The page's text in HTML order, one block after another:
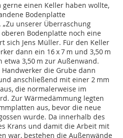
einen Keller haben wollte,
Bodenplatte
unserer Überraschung
Bodenplatte noch eine
sich Jens Müller. Für den Keller
dann ein 16 x 7 m und 3,50 m
etwa 3,50 m zur Außenwand.
die Grube dann
anschließend mit einer 2 mm
die nor­malerweise im
Zur Wärmedämmung legten
aus, bevor die neue
wurde. Da innerhalb des
Krans und damit die Arbeit mit
war, bestehen die Außenwände